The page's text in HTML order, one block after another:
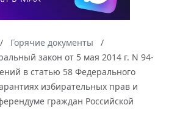
Горячие документы
закон от 5 мая 2014 г. N 94-
в статью 58 Федерального
избирательных прав и
граждан Российской